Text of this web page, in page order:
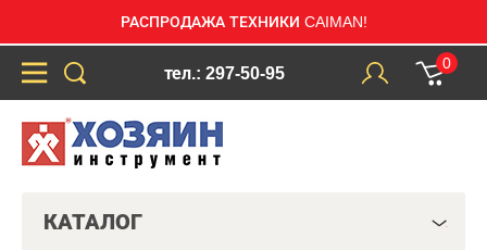
РАСПРОДАЖА ТЕХНИКИ CAIMAN!
тел.: 297-50-95
0
КАТАЛОГ